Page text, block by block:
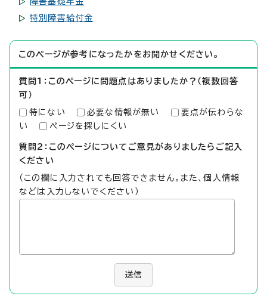
特別障害給付金
このページが参考になったかをお聞かせください。
質問1：このページに問題点はありましたか？（複数回答
可）
特にない 必要な情報が無い
要点が伝わらな
い
ページを探しにくい
質問2：このページについてご意見がありましたらご記入
ください
（この欄に入力されても回答できません。また、個人情報
などは入力しないでください）
送信